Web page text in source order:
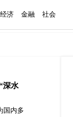
经济 金融 社会
深水
国内多